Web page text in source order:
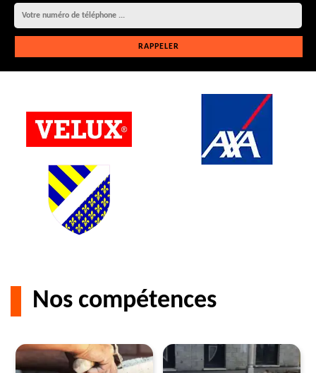
Nos compétences